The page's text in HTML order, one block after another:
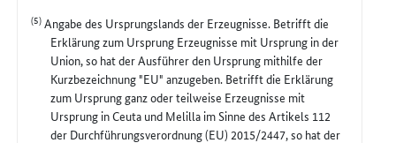
(5)Angabe des Ursprungslands der Erzeugnisse. Betrifft die
Erklärung zum Ursprung Erzeugnisse mit Ursprung in der
Union, so hat der Ausführer den Ursprung mithilfe der
Kurzbezeichnung "EU" anzugeben. Betrifft die Erklärung
zum Ursprung ganz oder teilweise Erzeugnisse mit
Ursprung in Ceuta und Melilla im Sinne des Artikels 112
der Durchführungsverordnung (EU) 2015/2447, so hat der